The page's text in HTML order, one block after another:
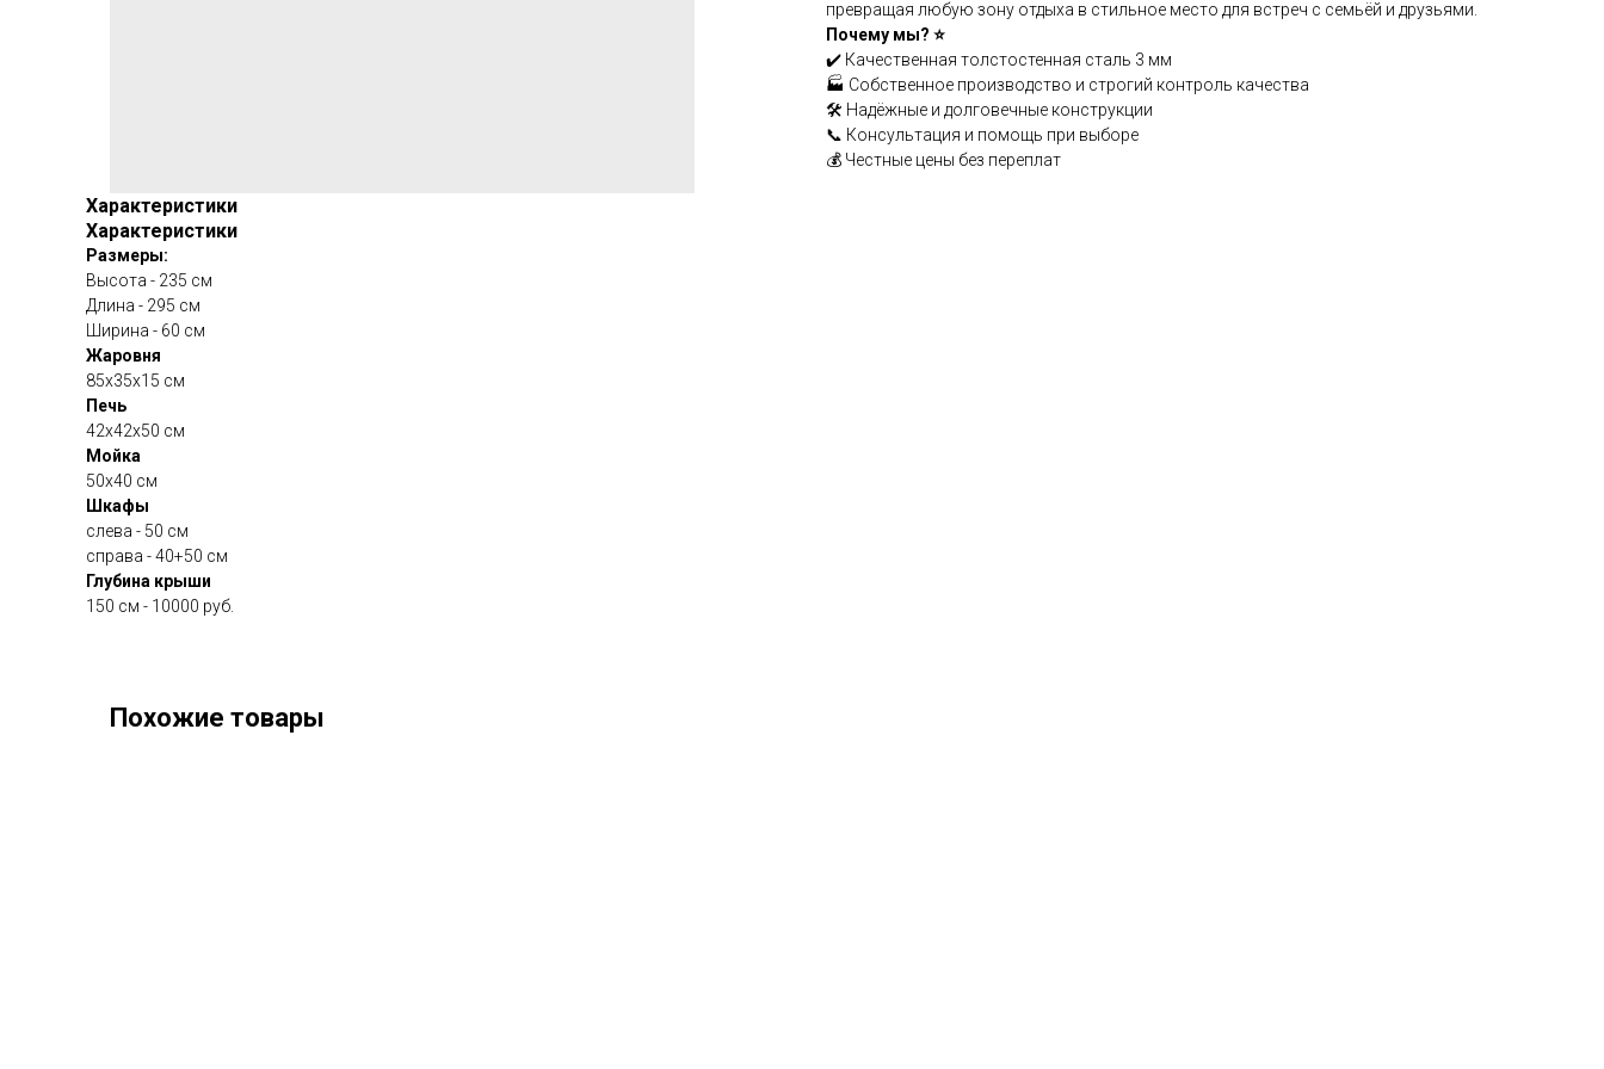
превращая любую зону отдыха в стильное место для встреч с семьёй и друзьями.
Почему мы? ⭐
✔️ Качественная толстостенная сталь 3 мм
🏭 Собственное производство и строгий контроль качества
🛠️ Надёжные и долговечные конструкции
📞 Консультация и помощь при выборе
💰 Честные цены без переплат
Характеристики
Характеристики
Размеры:
Высота - 235 см
Длина - 295 см
Ширина - 60 см
Жаровня
85х35х15 см
Печь
42х42х50 см
Мойка
50х40 см
Шкафы
слева - 50 см
справа - 40+50 см
Глубина крыши
150 см - 10000 руб.
Похожие товары